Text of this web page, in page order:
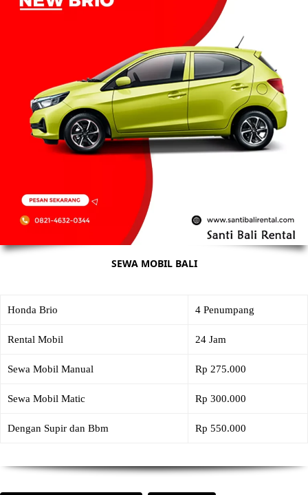
SEWA MOBIL BALI
Honda Brio 4 Penumpang
Rental Mobil 24 Jam
Sewa Mobil Manual Rp 275.000
Sewa Mobil Matic Rp 300.000
Dengan Supir dan Bbm Rp 550.000